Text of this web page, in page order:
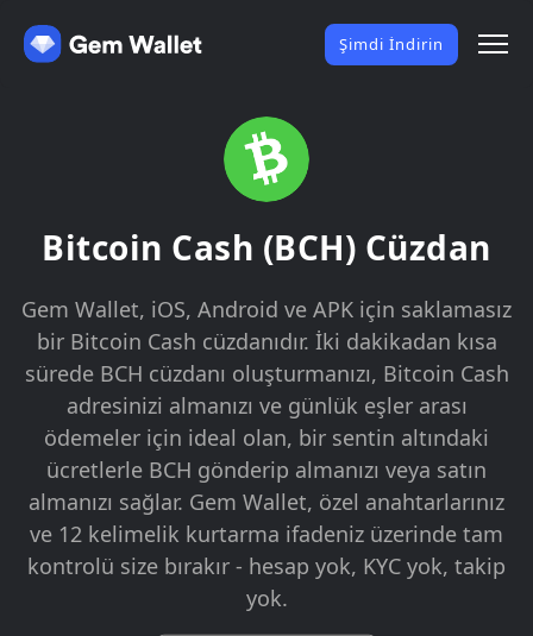
Şimdi İndirin
Bitcoin Cash (BCH) Cüzdan
Gem Wallet, iOS, Android ve APK için saklamasız
bir Bitcoin Cash cüzdanıdır. İki dakikadan kısa
sürede BCH cüzdanı oluşturmanızı, Bitcoin Cash
adresinizi almanızı ve günlük eşler arası
ödemeler için ideal olan, bir sentin altındaki
ücretlerle BCH gönderip almanızı veya satın
almanızı sağlar. Gem Wallet, özel anahtarlarınız
ve 12 kelimelik kurtarma ifadeniz üzerinde tam
kontrolü size bırakır - hesap yok, KYC yok, takip
yok.